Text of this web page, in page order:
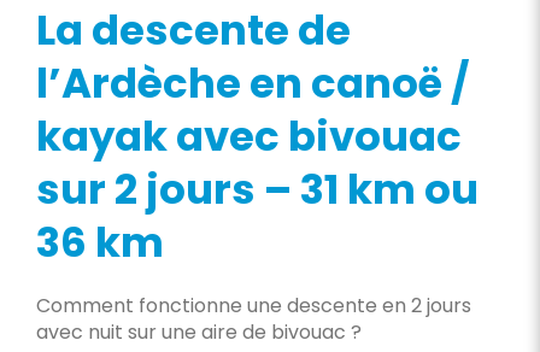
La descente de
l’Ardèche en canoë /
kayak avec bivouac
sur 2 jours – 31 km ou
36 km
Comment fonctionne une descente en 2 jours
avec nuit sur une aire de bivouac ?